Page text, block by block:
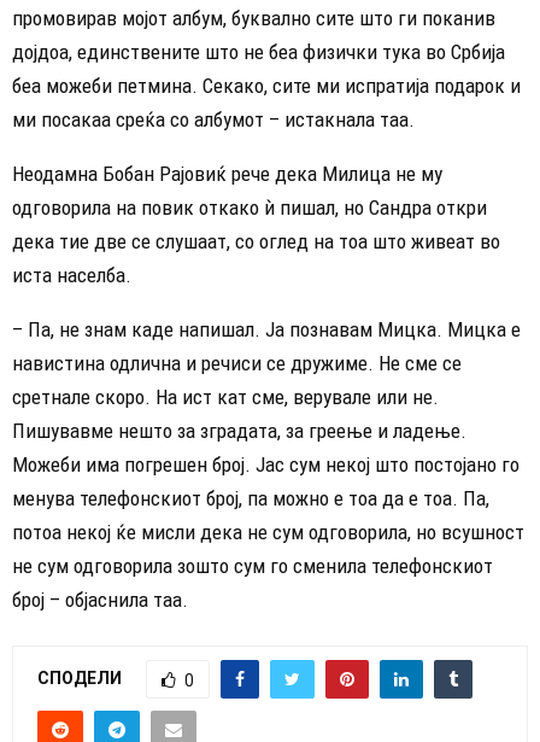
промовирав мојот албум, буквално сите што ги поканив
дојдоа, единствените што не беа физички тука во Србија
беа можеби петмина. Секако, сите ми испратија подарок и
ми посакаа среќа со албумот – истакнала таа.
Неодамна Бобан Рајовиќ рече дека Милица не му
одговорила на повик откако ѝ пишал, но Сандра откри
дека тие две се слушаат, со оглед на тоа што живеат во
иста населба.
– Па, не знам каде напишал. Ја познавам Мицка. Мицка е
навистина одлична и речиси се дружиме. Не сме се
сретнале скоро. На ист кат сме, верувале или не.
Пишувавме нешто за зградата, за греење и ладење.
Можеби има погрешен број. Јас сум некој што постојано го
менува телефонскиот број, па можно е тоа да е тоа. Па,
потоа некој ќе мисли дека не сум одговорила, но всушност
не сум одговорила зошто сум го сменила телефонскиот
број – објаснила таа.
СПОДЕЛИ 0